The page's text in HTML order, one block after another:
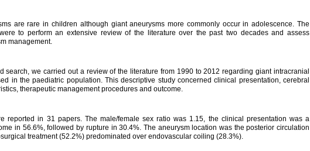
are rare in children although giant aneurysms more commonly occur in adolescence. The
to perform an extensive review of the literature over the past two decades and assess
management.
search, we carried out a review of the literature from 1990 to 2012 regarding giant intracranial
in the paediatric population. This descriptive study concerned clinical presentation, cerebral
therapeutic management procedures and outcome.
reported in 31 papers. The male/female sex ratio was 1.15, the clinical presentation was a
in 56.6%, followed by rupture in 30.4%. The aneurysm location was the posterior circulation
treatment (52.2%) predominated over endovascular coiling (28.3%).